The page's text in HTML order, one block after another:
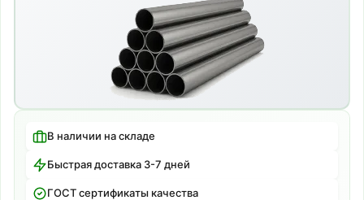
В наличии на складе
Быстрая доставка 3-7 дней
ГОСТ сертификаты качества